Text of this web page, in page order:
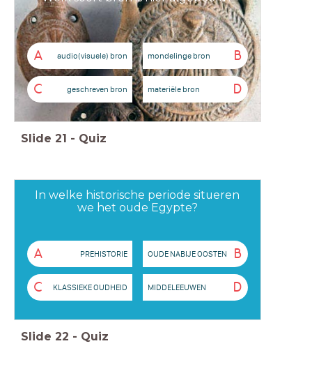
A audio(visuele) bron B
mondelinge bron
C geschreven bron D
materiële bron
Slide 21 - Quiz
In welke historische periode situeren
we het oude Egypte?
A PREHISTORIE B
OUDE NABIJE OOSTEN
C KLASSIEKE OUDHEID D
MIDDELEEUWEN
Slide 22 - Quiz